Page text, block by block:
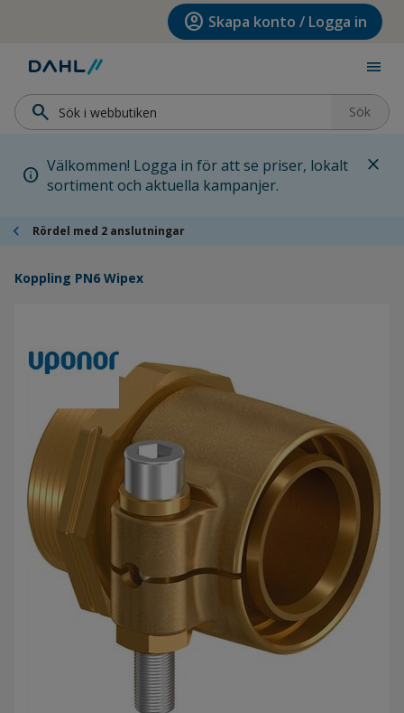
Hoppa till huvudinnehållet account_circle Skapa konto / Logga in
menu
search Sök
info Välkommen! Logga in för att se priser, lokalt
sortiment och aktuella kampanjer.
close
chevron_left Rördel med 2 anslutningar
Koppling PN6 Wipex